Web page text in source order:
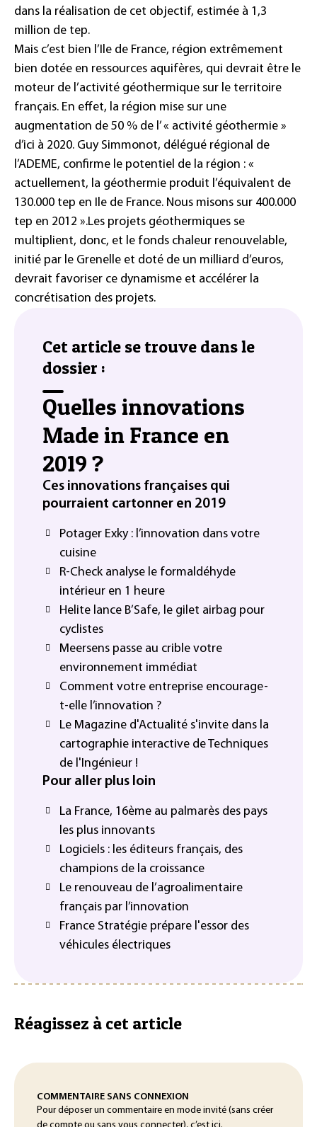
dans la réalisation de cet objectif, estimée à 1,3
million de tep.
Mais c’est bien l’Ile de France, région extrêmement
bien dotée en ressources aquifères, qui devrait être le
moteur de l’activité géothermique sur le territoire
français. En effet, la région mise sur une
augmentation de 50 % de l’ « activité géothermie »
d’ici à 2020. Guy Simmonot, délégué régional de
l’ADEME, confirme le potentiel de la région : «
actuellement, la géothermie produit l’équivalent de
130.000 tep en Ile de France. Nous misons sur 400.000
tep en 2012 ».Les projets géothermiques se
multiplient, donc, et le fonds chaleur renouvelable,
initié par le Grenelle et doté de un milliard d’euros,
devrait favoriser ce dynamisme et accélérer la
concrétisation des projets.
Cet article se trouve dans le
dossier :
Quelles innovations
Made in France en
2019 ?
Ces innovations françaises qui
pourraient cartonner en 2019
Potager Exky : l’innovation dans votre
cuisine
R-Check analyse le formaldéhyde
intérieur en 1 heure
Helite lance B’Safe, le gilet airbag pour
cyclistes
Meersens passe au crible votre
environnement immédiat
Comment votre entreprise encourage-
t-elle l’innovation ?
Le Magazine d'Actualité s'invite dans la
cartographie interactive de Techniques
de l'Ingénieur !
Pour aller plus loin
La France, 16ème au palmarès des pays
les plus innovants
Logiciels : les éditeurs français, des
champions de la croissance
Le renouveau de l’agroalimentaire
français par l’innovation
France Stratégie prépare l'essor des
véhicules électriques
Réagissez à cet article
COMMENTAIRE SANS CONNEXION
Pour déposer un commentaire en mode invité (sans créer
de compte ou sans vous connecter), c’est ici.